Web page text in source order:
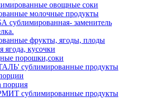
овощные соки
молочные продукты
заменитель
фрукты, ягоды, плоды
ягода, кусочки
порошки,соки
сублимированные продукты
порция
сублимированные продукты